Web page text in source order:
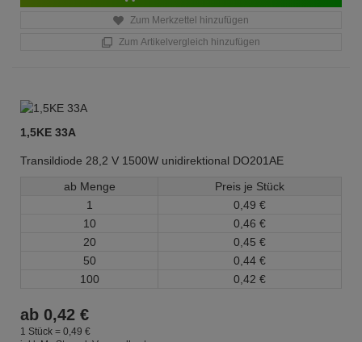
Zum Merkzettel hinzufügen
Zum Artikelvergleich hinzufügen
1,5KE 33A
Transildiode 28,2 V 1500W unidirektional DO201AE
ab Menge
Preis je Stück
1
0, 49 €
10
0, 46 €
20
0, 45 €
50
0, 44 €
100
0, 42 €
ab 0,42 €
1 Stück = 0, 49 €